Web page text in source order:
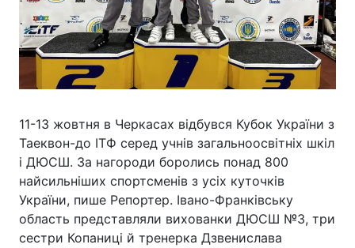
11-13 жовтня в Черкасах відбувся Кубок України з
Таеквон-до ІТФ серед учнів загальноосвітніх шкіл
і ДЮСШ. За нагороди боролись понад 800
найсильніших спортсменів з усіх куточків
України, пише Репортер. Івано-Франківську
область представляли вихованки ДЮСШ №3, три
сестри Копаниці й тренерка Дзвенислава